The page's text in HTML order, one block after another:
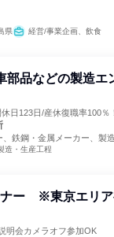
県 経営/事業企画、飲食
品などの製造エ
日123日/産休復職率100％！
鉄鋼・金属メーカー、製
造・生産工程
ナー ※東京エリア
明会カメラオフ参加OK